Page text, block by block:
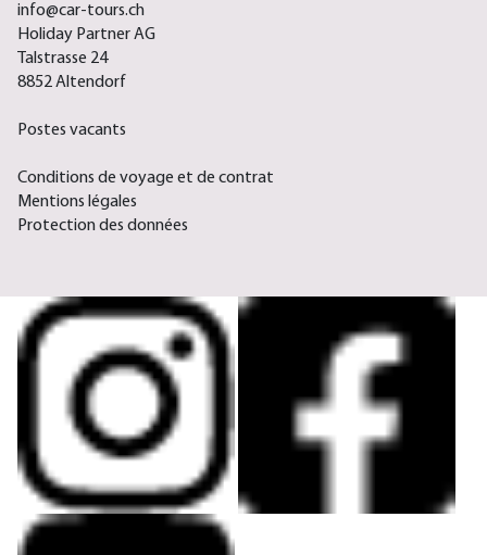
info@car-tours.ch
Holiday Partner AG
Talstrasse 24
8852 Altendorf
Postes vacants
Conditions de voyage et de contrat
Mentions légales
Protection des données